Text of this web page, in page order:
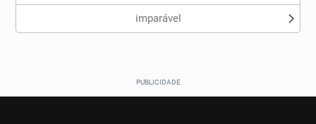
imparável